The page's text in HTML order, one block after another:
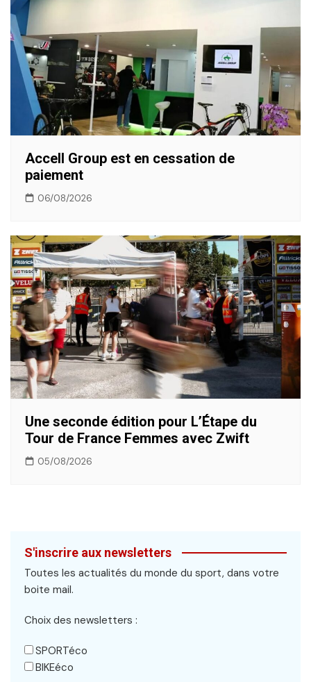
Accell Group est en cessation de
paiement
06/08/2026
Une seconde édition pour L’Étape du
Tour de France Femmes avec Zwift
05/08/2026
S'inscrire aux newsletters
Toutes les actualités du monde du sport, dans votre
boite mail.
Choix des newsletters :
SPORTéco
BIKEéco